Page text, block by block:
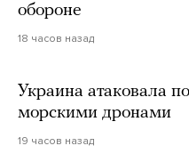
обороне
18 часов назад
Украина атаковала
морскими дронами
19 часов назад